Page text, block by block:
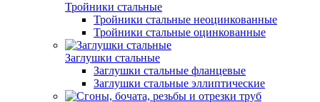
Тройники стальные
Тройники стальные неоцинкованные
Тройники стальные оцинкованные
Заглушки стальные
Заглушки стальные фланцевые
Заглушки стальные эллиптические